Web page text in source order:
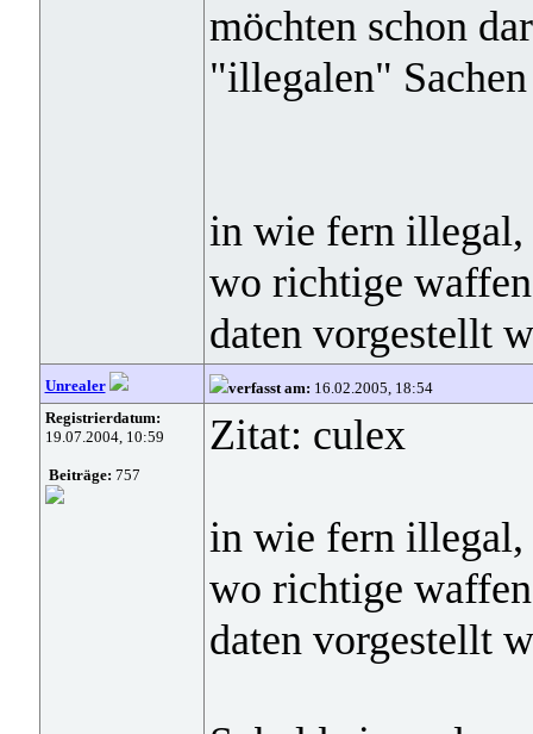
möchten schon
"illegalen"
in wie fern illegal,
wo richtige
daten vorgestellt
Unrealer verfasst am: 16.02.2005, 18:54
Registrierdatum:
19.07.2004, 10:59
Beiträge: 757
Zitat: culex
in wie fern illegal,
wo richtige
daten vorgestellt